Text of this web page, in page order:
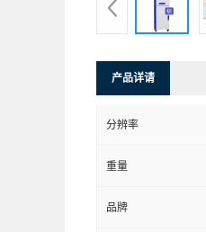
产品详请
分辨率
重量
品牌